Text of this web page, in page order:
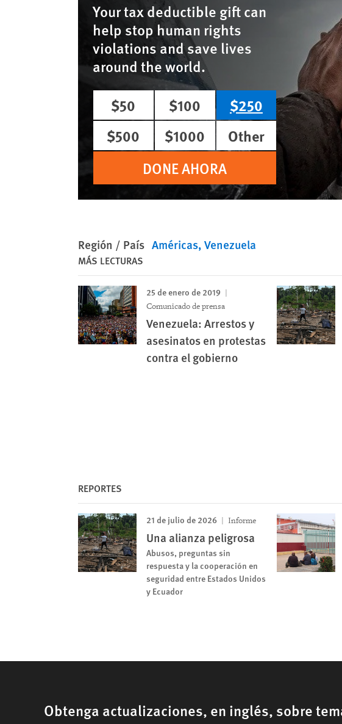
Your tax deductible gift can
help stop human rights
violations and save lives
around the world.
$50
$100
$250
$500
$1000
Other
DONE AHORA
Región / País Américas Venezuela
MÁS LECTURAS
25 de enero de 2019
Comunicado de prensa
Venezuela: Arrestos y
asesinatos en protestas
contra el gobierno
REPORTES
21 de julio de 2026 Informe
Una alianza peligrosa
Abusos, preguntas sin
respuesta y la cooperación en
seguridad entre Estados Unidos
y Ecuador
Obtenga actualizaciones, en inglés, sobre